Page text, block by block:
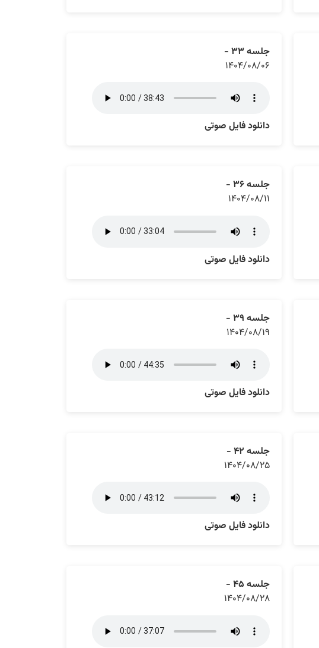
جلسه ۳۳ -
۱۴۰۴/۰۸/۰۶
دانلود فایل صوتی
جلسه ۳۶ -
۱۴۰۴/۰۸/۱۱
دانلود فایل صوتی
جلسه ۳۹ -
۱۴۰۴/۰۸/۱۹
دانلود فایل صوتی
جلسه ۴۲ -
۱۴۰۴/۰۸/۲۵
دانلود فایل صوتی
جلسه ۴۵ -
۱۴۰۴/۰۸/۲۸